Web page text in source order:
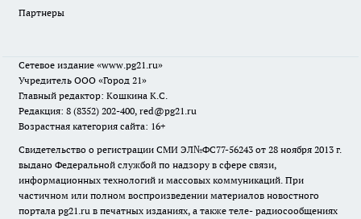
Партнеры
Сетевое издание «www.pg21.ru»
Учредитель ООО «Город 21»
Главный редактор: Кошкина К.С.
Редакция: 8 (8352) 202-400, red@pg21.ru
Возрастная категория сайта: 16+
Свидетельство о регистрации СМИ ЭЛ№ФС77-56243 от 28 ноября 2013 г.
выдано Федеральной службой по надзору в сфере связи,
информационных технологий и массовых коммуникаций. При
частичном или полном воспроизведении материалов новостного
портала pg21.ru в печатных изданиях, а также теле- радиосообщениях